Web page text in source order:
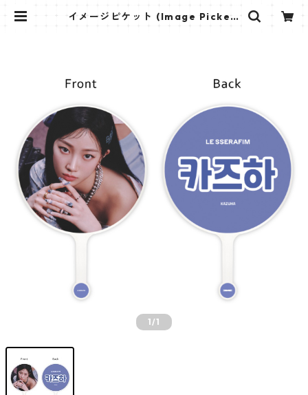
イメージピケット (Image Picket)
1/1